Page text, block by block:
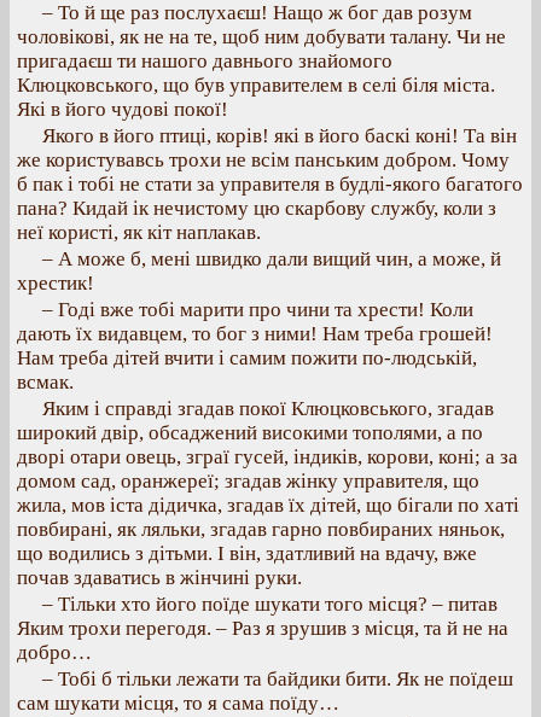
– То й ще раз послухаєш! Нащо ж бог дав розум
чоловікові, як не на те, щоб ним добувати талану. Чи не
пригадаєш ти нашого давнього знайомого
Клюцковського, що був управителем в селі біля міста.
Які в його чудові покої!
Якого в його птиці, корів! які в його баскі коні! Та він
же користувавсь трохи не всім панським добром. Чому
б пак і тобі не стати за управителя в будлі-якого багатого
пана? Кидай ік нечистому цю скарбову службу, коли з
неї користі, як кіт наплакав.
– А може б, мені швидко дали вищий чин, а може, й
хрестик!
– Годі вже тобі марити про чини та хрести! Коли
дають їх видавцем, то бог з ними! Нам треба грошей!
Нам треба дітей вчити і самим пожити по-людській,
всмак.
Яким і справді згадав покої Клюцковського, згадав
широкий двір, обсаджений високими тополями, а по
дворі отари овець, зграї гусей, індиків, корови, коні; а за
домом сад, оранжереї; згадав жінку управителя, що
жила, мов іста дідичка, згадав їх дітей, що бігали по хаті
повбирані, як ляльки, згадав гарно повбираних няньок,
що водились з дітьми. І він, здатливий на вдачу, вже
почав здаватись в жінчині руки.
– Тільки хто його поїде шукати того місця? – питав
Яким трохи перегодя. – Раз я зрушив з місця, та й не на
добро…
– Тобі б тільки лежати та байдики бити. Як не поїдеш
сам шукати місця, то я сама поїду…